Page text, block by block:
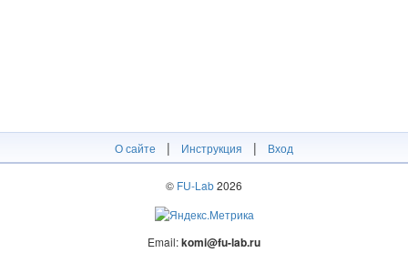
О сайте | Инструкция | Вход
© FU-Lab2026
Email:komi@fu-lab.ru